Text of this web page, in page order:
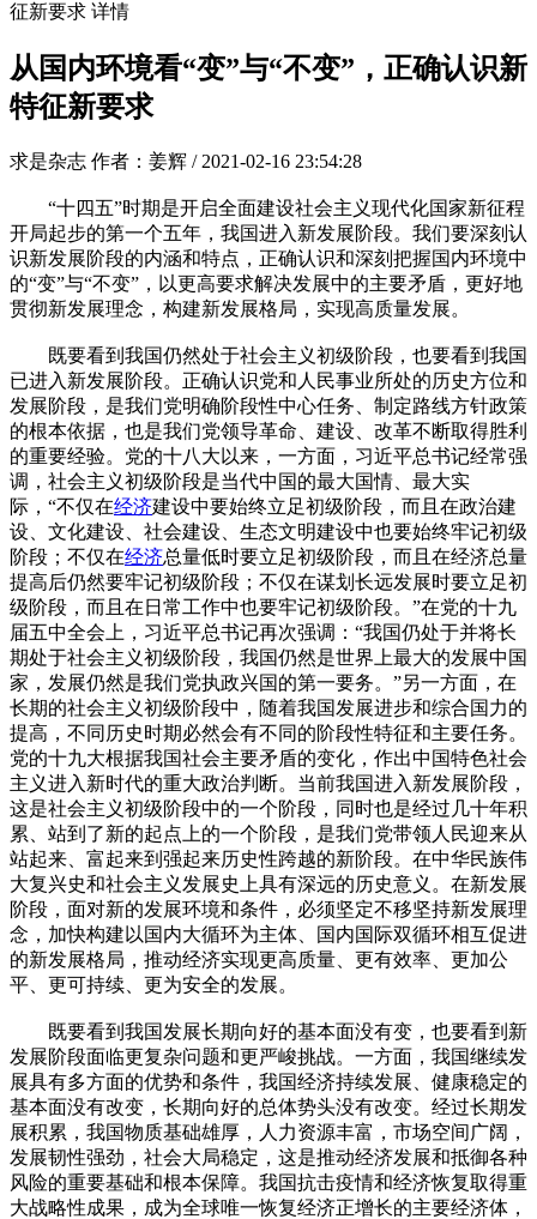
征新要求 详情
从国内环境看“变”与“不变”，正确认识新
特征新要求
求是杂志 作者：姜辉 / 2021-02-16 23:54:28
“十四五”时期是开启全面建设社会主义现代化国家新征程
开局起步的第一个五年，我国进入新发展阶段。我们要深刻认
识新发展阶段的内涵和特点，正确认识和深刻把握国内环境中
的“变”与“不变”，以更高要求解决发展中的主要矛盾，更好地
贯彻新发展理念，构建新发展格局，实现高质量发展。
既要看到我国仍然处于社会主义初级阶段，也要看到我国
已进入新发展阶段。正确认识党和人民事业所处的历史方位和
发展阶段，是我们党明确阶段性中心任务、制定路线方针政策
的根本依据，也是我们党领导革命、建设、改革不断取得胜利
的重要经验。党的十八大以来，一方面，习近平总书记经常强
调，社会主义初级阶段是当代中国的最大国情、最大实
际，“不仅在经济建设中要始终立足初级阶段，而且在政治建
设、文化建设、社会建设、生态文明建设中也要始终牢记初级
阶段；不仅在经济总量低时要立足初级阶段，而且在经济总量
提高后仍然要牢记初级阶段；不仅在谋划长远发展时要立足初
级阶段，而且在日常工作中也要牢记初级阶段。”在党的十九
届五中全会上，习近平总书记再次强调：“我国仍处于并将长
期处于社会主义初级阶段，我国仍然是世界上最大的发展中国
家，发展仍然是我们党执政兴国的第一要务。”另一方面，在
长期的社会主义初级阶段中，随着我国发展进步和综合国力的
提高，不同历史时期必然会有不同的阶段性特征和主要任务。
党的十九大根据我国社会主要矛盾的变化，作出中国特色社会
主义进入新时代的重大政治判断。当前我国进入新发展阶段，
这是社会主义初级阶段中的一个阶段，同时也是经过几十年积
累、站到了新的起点上的一个阶段，是我们党带领人民迎来从
站起来、富起来到强起来历史性跨越的新阶段。在中华民族伟
大复兴史和社会主义发展史上具有深远的历史意义。在新发展
阶段，面对新的发展环境和条件，必须坚定不移坚持新发展理
念，加快构建以国内大循环为主体、国内国际双循环相互促进
的新发展格局，推动经济实现更高质量、更有效率、更加公
平、更可持续、更为安全的发展。
既要看到我国发展长期向好的基本面没有变，也要看到新
发展阶段面临更复杂问题和更严峻挑战。一方面，我国继续发
展具有多方面的优势和条件，我国经济持续发展、健康稳定的
基本面没有改变，长期向好的总体势头没有改变。经过长期发
展积累，我国物质基础雄厚，人力资源丰富，市场空间广阔，
发展韧性强劲，社会大局稳定，这是推动经济发展和抵御各种
风险的重要基础和根本保障。我国抗击疫情和经济恢复取得重
大战略性成果，成为全球唯一恢复经济正增长的主要经济体，